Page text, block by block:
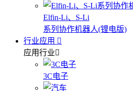
Elfin-Li、S-Li
系列协作机器人(锂电版)
行业应用
应用行业
3C电子